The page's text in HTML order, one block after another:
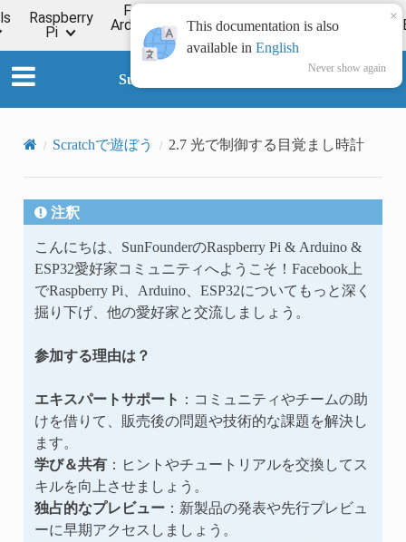
Raspberry
Pi
For
Arduino
ESP32
Online
Tutorial
Forum
SunFounder ESP32 Starter Kit
Scratchで遊ぼう 2.7 光で制御する目覚まし時計
注釈
こんにちは、SunFounderのRaspberry Pi & Arduino &
ESP32愛好家コミュニティへようこそ！Facebook上
でRaspberry Pi、Arduino、ESP32についてもっと深く
掘り下げ、他の愛好家と交流しましょう。
参加する理由は？
エキスパートサポート
：コミュニティやチームの助
けを借りて、販売後の問題や技術的な課題を解決し
ます。
学び＆共有：ヒントやチュートリアルを交換してス
キルを向上させましょう。
独占的なプレビュー：新製品の発表や先行プレビュ
ーに早期アクセスしましょう。
This documentation is also
available in English
Never show again
×